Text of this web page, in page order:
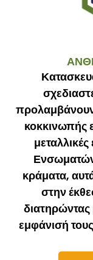
κοκκινωπής
κράματα,
στην
εμφάνισή